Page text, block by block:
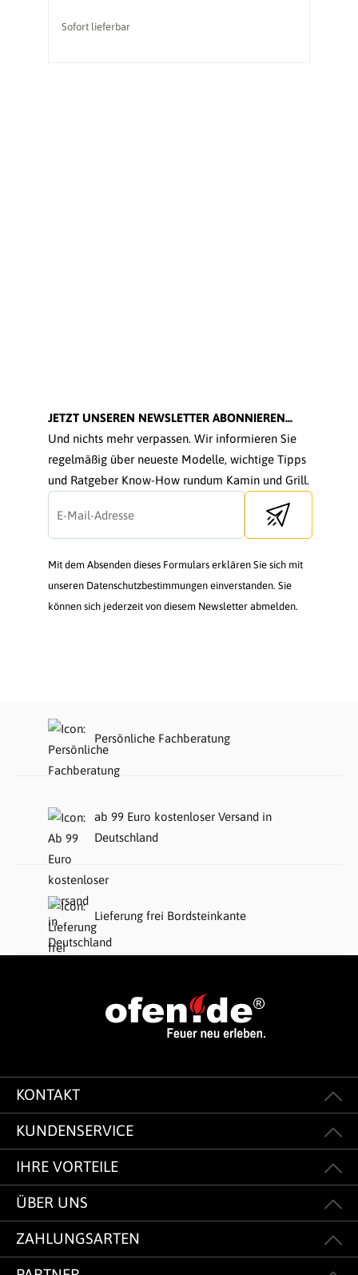
Sofort lieferbar
JETZT UNSEREN NEWSLETTER ABONNIEREN...
Und nichts mehr verpassen. Wir informieren Sie
regelmäßig über neueste Modelle, wichtige Tipps
und Ratgeber Know-How rundum Kamin und Grill.
Send newsletter
Mit dem Absenden dieses Formulars erklären Sie sich mit
unseren Datenschutzbestimmungen einverstanden. Sie
können sich jederzeit von diesem Newsletter abmelden.
Persönliche Fachberatung
ab 99 Euro kostenloser Versand in
Deutschland
Lieferung frei Bordsteinkante
KONTAKT
KUNDENSERVICE
IHRE VORTEILE
ÜBER UNS
ZAHLUNGSARTEN